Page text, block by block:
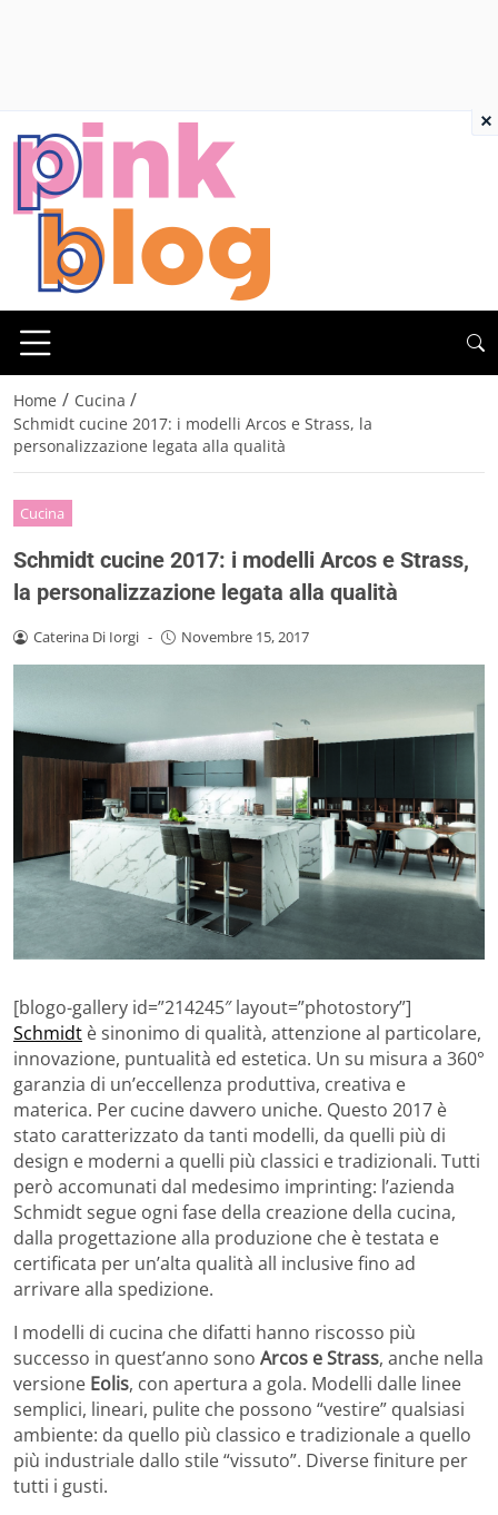
Home / Cucina /
Schmidt cucine 2017: i modelli Arcos e Strass, la
personalizzazione legata alla qualità
Cucina
Schmidt cucine 2017: i modelli Arcos e Strass,
la personalizzazione legata alla qualità
Caterina Di Iorgi - Novembre 15, 2017
[blogo-gallery id=”214245″ layout=”photostory”]
Schmidt è sinonimo di qualità, attenzione al particolare,
innovazione, puntualità ed estetica. Un su misura a 360°
garanzia di un’eccellenza produttiva, creativa e
materica. Per cucine davvero uniche. Questo 2017 è
stato caratterizzato da tanti modelli, da quelli più di
design e moderni a quelli più classici e tradizionali. Tutti
però accomunati dal medesimo imprinting: l’azienda
Schmidt segue ogni fase della creazione della cucina,
dalla progettazione alla produzione che è testata e
certificata per un’alta qualità all inclusive fino ad
arrivare alla spedizione.
I modelli di cucina che difatti hanno riscosso più
successo in quest’anno sono Arcos e Strass, anche nella
versione Eolis, con apertura a gola. Modelli dalle linee
semplici, lineari, pulite che possono “vestire” qualsiasi
ambiente: da quello più classico e tradizionale a quello
più industriale dallo stile “vissuto”. Diverse finiture per
tutti i gusti.
×